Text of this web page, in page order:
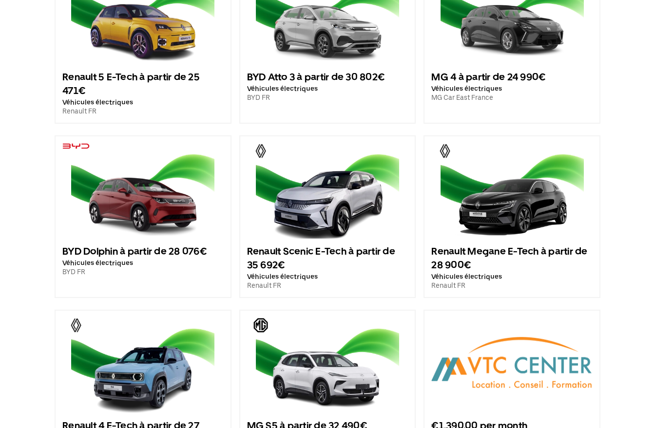
Renault 5 E-Tech à partir de 25
471€
Véhicules électriques
Renault FR
BYD Atto 3 à partir de 30 802€
Véhicules électriques
BYD FR
MG 4 à partir de 24 990€
Véhicules électriques
MG Car East France
BYD Dolphin à partir de 28 076€
Véhicules électriques
BYD FR
Renault Scenic E-Tech à partir de
35 692€
Véhicules électriques
Renault FR
Renault Megane E-Tech à partir de
28 900€
Véhicules électriques
Renault FR
Renault 4 E-Tech à partir de 27 MG S5 à partir de 32 490€ €1,390.00 per month